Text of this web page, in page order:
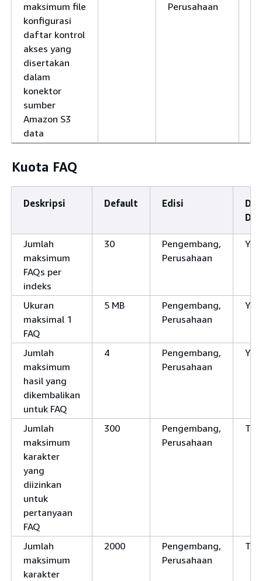
maksimum file
konfigurasi
daftar kontrol
akses yang
disertakan
dalam
konektor
sumber
Amazon S3
data
Perusahaan
Kuota FAQ
Deskripsi Default Edisi
Jumlah
maksimum
FAQs per
indeks
30
Pengembang,
Perusahaan
Ya
Ukuran
maksimal 1
FAQ
5 MB
Pengembang,
Perusahaan
Ya
Jumlah
maksimum
hasil yang
dikembalikan
untuk FAQ
4
Pengembang,
Perusahaan
Ya
Jumlah
maksimum
karakter
yang
diizinkan
untuk
pertanyaan
FAQ
300
Pengembang,
Perusahaan
Jumlah
maksimum
karakter
2000
Pengembang,
Perusahaan